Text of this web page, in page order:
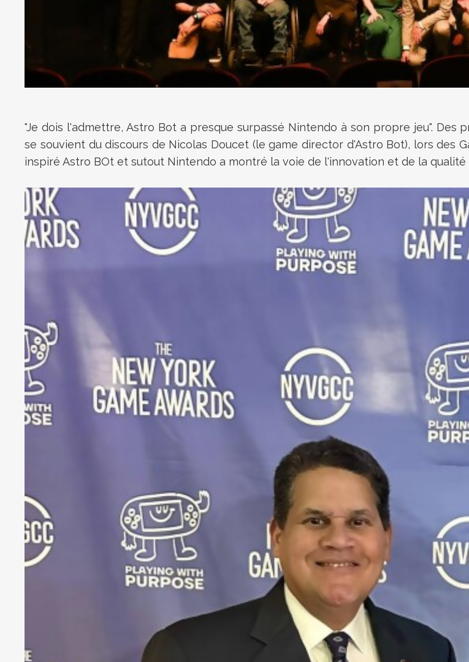
"Je dois l'admettre, Astro Bot a presque surpassé Nintendo à son propre jeu".
se souvient du discours de Nicolas Doucet (le game director d'Astro Bot), lors des
inspiré Astro BOt et sutout Nintendo a montré la voie de l'innovation et de la